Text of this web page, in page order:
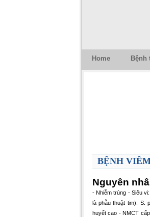
Home Bệnh
BỆNH
Nguyên
- Nhiễm trùng - Siêu
là phẫu thuật tim): S.
huyết cao - NMCT